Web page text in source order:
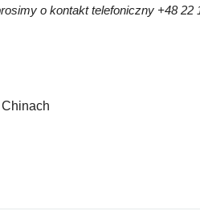
o kontakt telefoniczny +48 22
Chinach